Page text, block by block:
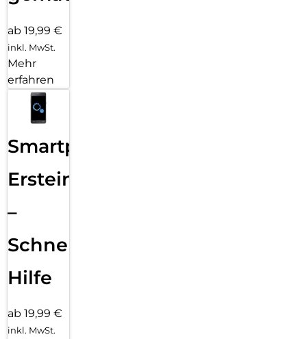
ab 19,99 €
inkl. MwSt.
Mehr
erfahren
Smartphone
Ersteinrichtung
–
Schnelle
Hilfe
ab 19,99 €
inkl. MwSt.